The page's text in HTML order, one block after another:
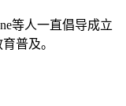
等人一直倡导成立
普及。